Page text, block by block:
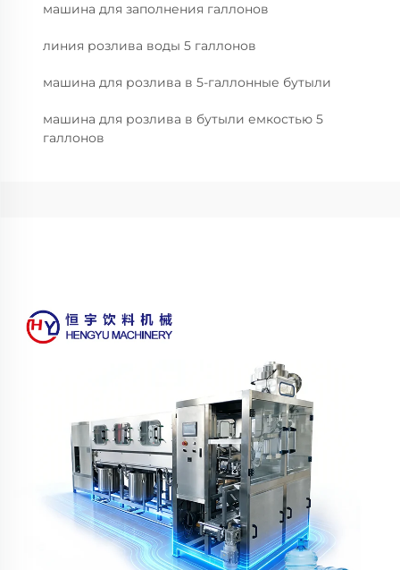
машина для заполнения галлонов
линия розлива воды 5 галлонов
машина для розлива в 5-галлонные бутыли
машина для розлива в бутыли емкостью 5
галлонов